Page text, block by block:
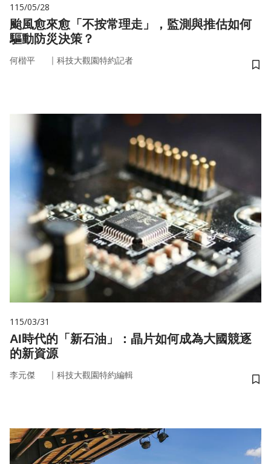
115/05/28
颱風愈來愈「不按常理走」，監測與推估如何
驅動防災決策？
何楷平 ｜ 科技大觀園特約記者
儲
115/03/31
AI時代的「新石油」：晶片如何成為大國競逐
的新資源
李元傑 ｜ 科技大觀園特約編輯
儲